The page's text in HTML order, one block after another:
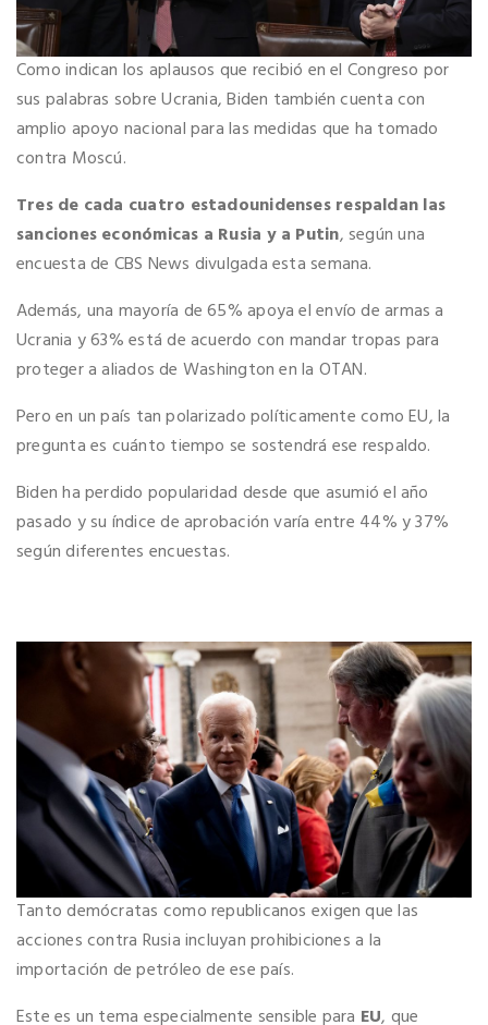
Como indican los aplausos que recibió en el Congreso por
sus palabras sobre Ucrania, Biden también cuenta con
amplio apoyo nacional para las medidas que ha tomado
contra Moscú.
Tres de cada cuatro estadounidenses respaldan las
sanciones económicas a Rusia y a Putin, según una
encuesta de CBS News divulgada esta semana.
Además, una mayoría de 65% apoya el envío de armas a
Ucrania y 63% está de acuerdo con mandar tropas para
proteger a aliados de Washington en la OTAN.
Pero en un país tan polarizado políticamente como EU, la
pregunta es cuánto tiempo se sostendrá ese respaldo.
Biden ha perdido popularidad desde que asumió el año
pasado y su índice de aprobación varía entre 44% y 37%
según diferentes encuestas.
Tanto demócratas como republicanos exigen que las
acciones contra Rusia incluyan prohibiciones a la
importación de petróleo de ese país.
Este es un tema especialmente sensible para EU, que